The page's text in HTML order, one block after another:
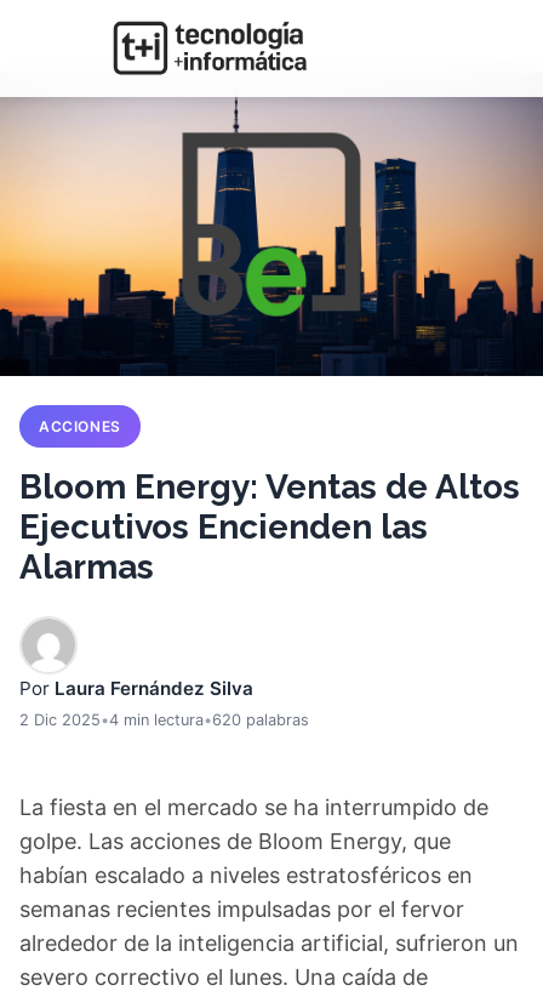
ACCIONES
Bloom Energy: Ventas de Altos
Ejecutivos Encienden las
Alarmas
Por Laura Fernández Silva
2 Dic 2025•4 min lectura•620 palabras
La fiesta en el mercado se ha interrumpido de
golpe. Las acciones de Bloom Energy, que
habían escalado a niveles estratosféricos en
semanas recientes impulsadas por el fervor
alrededor de la inteligencia artificial, sufrieron un
severo correctivo el lunes. Una caída de